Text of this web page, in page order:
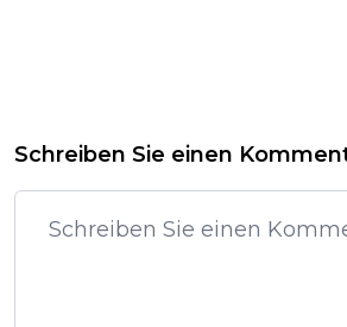
Schreiben Sie einen